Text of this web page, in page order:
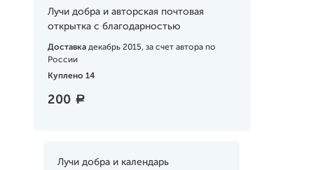
Лучи добра и авторская почтовая
открытка с благодарностью
Доставка декабрь 2015, за счет автора по
России
Куплено 14
200 a
Лучи добра и календарь